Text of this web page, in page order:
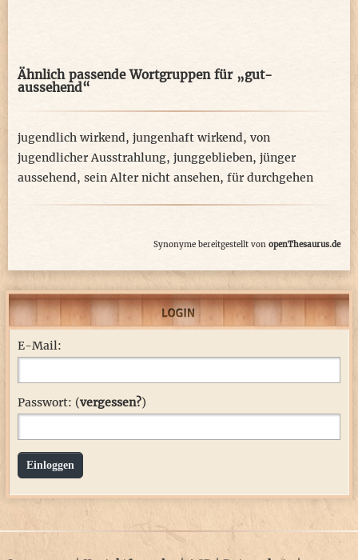
Ähnlich passende Wortgruppen für „gut-
aussehend“
jugendlich wirkend, jungenhaft wirkend, von
jugendlicher Ausstrahlung, junggeblieben, jünger
aussehend, sein Alter nicht ansehen, für durchgehen
Synonyme bereitgestellt von openThesaurus.de
E-Mail:
Passwort: (vergessen?)
Einloggen